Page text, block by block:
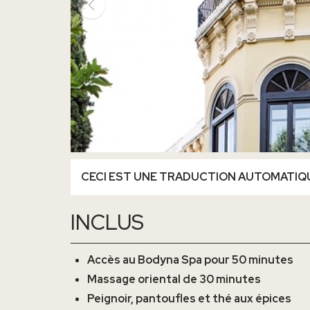
CECI EST UNE TRADUCTION
INCLUS
Accès au Bodyna Spa pour 50 minutes
Massage oriental de 30 minutes
Peignoir, pantoufles et thé aux épices